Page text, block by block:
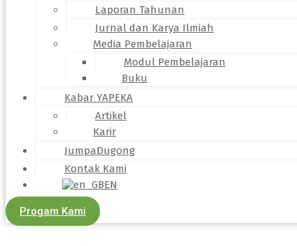
Laporan Tahunan
Jurnal dan Karya Ilmiah
Media Pembelajaran
Modul Pembelajaran
Buku
Kabar YAPEKA
Artikel
Karir
JumpaDugong
Kontak Kami
EN
Progam Kami